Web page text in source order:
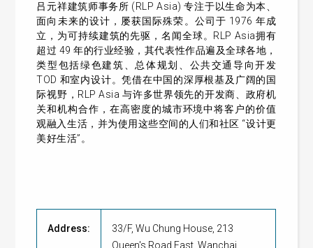
吕元祥建筑师事务所 (RLP Asia) 专注于以生命为本、
面向未来的设计，屡获国际殊荣。公司于 1976 年成
立，为可持续建筑的先驱，名闻全球。RLP Asia拥有
超过 49 年的行业经验，其代表性作品遍及全球各地，
类型包括绿色建筑、总体规划、公共交通导向开发
TOD 和室内设计。凭借在中国的深厚根基及广阔的国
际视野，RLP Asia 与许多世界领先的开发商、政府机
关和机构合作，在高密度的城市环境中将客户的价值
观融入生活，并为使用这些空间的人们和社区 “设计更
美好生活”。
Address:
33/F, Wu Chung House, 213
Queen's Road East, Wanchai,